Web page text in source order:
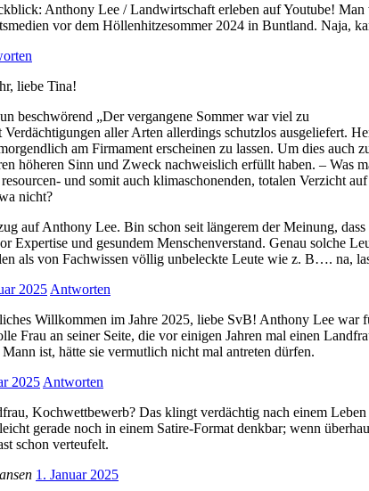
Anthony Lee / Landwirtschaft erleben auf Youtube!
vor dem Höllenhitzesommer 2024 in Buntland. Naja,
liebe Tina!
beschwörend „Der vergangene Sommer war viel zu
aller Arten allerdings schutzlos ausgeliefert.
am Firmament erscheinen zu lassen. Um dies
höheren Sinn und Zweck nachweislich erfüllt haben. –
und somit auch klimaschonenden, totalen Verzicht
nicht?
auf Anthony Lee. Bin schon seit längerem der Meinung,
Expertise und gesundem Menschenverstand. Genau
als von Fachwissen völlig unbeleckte Leute wie z. B…. na,
2025 Antworten
Willkommen im Jahre 2025, liebe SvB! Anthony Lee war
Frau an seiner Seite, die vor einigen Jahren mal einen
ist, hätte sie vermutlich nicht mal antreten dürfen.
2025 Antworten
Kochwettbewerb? Das klingt verdächtig nach einem
gerade noch in einem Satire-Format denkbar; wenn
schon verteufelt.
1. Januar 2025